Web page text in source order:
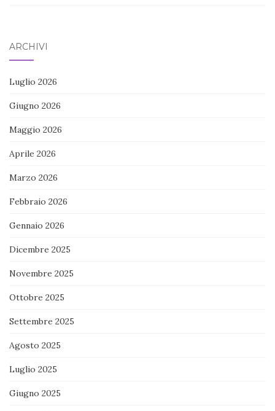
ARCHIVI
Luglio 2026
Giugno 2026
Maggio 2026
Aprile 2026
Marzo 2026
Febbraio 2026
Gennaio 2026
Dicembre 2025
Novembre 2025
Ottobre 2025
Settembre 2025
Agosto 2025
Luglio 2025
Giugno 2025